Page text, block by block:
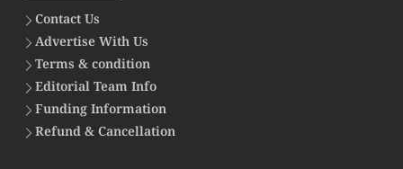
Contact Us
Advertise With Us
Terms & condition
Editorial Team Info
Funding Information
Refund & Cancellation